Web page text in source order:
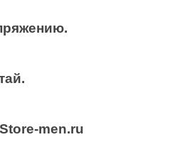
men.ru